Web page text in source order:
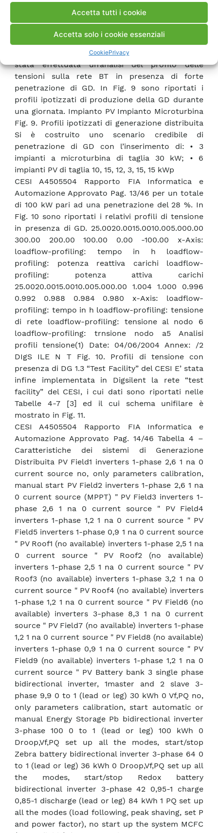
Accetta tutti i cookie
Accetta solo i cookie essenziali
CookiePrivacy
loadflow-profiling: tensione al nodo 6 loadflow-
profiling: trnsione nodo a5 Analisi profili tensione
Profili di tensione senza GD Successivamente è
stata effettuata un’analisi del profilo delle
tensioni sulla rete BT in presenza di forte
penetrazione di GD. In Fig. 9 sono riportati i
profili ipotizzati di produzione della GD durante
una giornata. Impianto PV Impianto Microturbina
Fig. 9. Profili ipotizzati di generazione distribuita
Si è costruito uno scenario credibile di
penetrazione di GD con l’inserimento di: • 3
impianti a microturbina di taglia 30 kW; • 6
impianti PV di taglia 10, 15, 12, 3, 15, 15 kWp
CESI A4505504 Rapporto FIA Informatica e
Automazione Approvato Pag. 13/46 per un totale
di 100 kW pari ad una penetrazione del 28 %. In
Fig. 10 sono riportati i relativi profili di tensione
in presenza di GD. 25.0020.0015.0010.005.000.00
300.00 200.00 100.00 0.00 -100.00 x-Axis:
loadflow-profiling: tempo in h loadflow-
profiling: potenza reattiva carichi loadflow-
profiling: potenza attiva carichi
25.0020.0015.0010.005.000.00 1.004 1.000 0.996
0.992 0.988 0.984 0.980 x-Axis: loadflow-
profiling: tempo in h loadflow-profiling: tensione
di rete loadflow-profiling: tensione al nodo 6
loadflow-profiling: trnsione nodo a5 Analisi
profili tensione(1) Date: 04/06/2004 Annex: /2
DIgS ILE N T Fig. 10. Profili di tensione con
presenza di DG 1.3 “Test Facility” del CESI E’ stata
infine implementata in Digsilent la rete “test
facility” del CESI, i cui dati sono riportati nelle
Tabelle 4-7 [3] ed il cui schema unifilare è
mostrato in Fig. 11.
CESI A4505504 Rapporto FIA Informatica e
Automazione Approvato Pag. 14/46 Tabella 4 –
Caratteristiche dei sistemi di Generazione
Distribuita PV Field1 inverters 1-phase 2,6 1 na 0
current source no, only parameters calibration,
manual start PV Field2 inverters 1-phase 2,6 1 na
0 current source (MPPT) " PV Field3 inverters 1-
phase 2,6 1 na 0 current source " PV Field4
inverters 1-phase 1,2 1 na 0 current source " PV
Field5 inverters 1-phase 0,9 1 na 0 current source
" PV Roof1 (no available) inverters 1-phase 2,5 1 na
0 current source " PV Roof2 (no available)
inverters 1-phase 2,5 1 na 0 current source " PV
Roof3 (no available) inverters 1-phase 3,2 1 na 0
current source " PV Roof4 (no available) inverters
1-phase 1,2 1 na 0 current source " PV Field6 (no
available) inverters 3-phase 8,3 1 na 0 current
source " PV Field7 (no available) inverters 1-phase
1,2 1 na 0 current source " PV Field8 (no available)
inverters 1-phase 0,9 1 na 0 current source " PV
Field9 (no available) inverters 1-phase 1,2 1 na 0
current source " PV Battery bank 3 single phase
bidirectional inverter, 1master and 2 slave 3-
phase 9,9 0 to 1 (lead or leg) 30 kWh 0 Vf,PQ no,
only parameters calibration, start automatic or
manual Energy Storage Pb bidirectional inverter
3-phase 100 0 to 1 (lead or leg) 100 kWh 0
Droop,Vf,PQ set up all the modes, start/stop
Zebra battery bidirectional inverter 3-phase 64 0
to 1 (lead or leg) 36 kWh 0 Droop,Vf,PQ set up all
the modes, start/stop Redox battery
bidirectional inverter 3-phase 42 0,95-1 charge
0,85-1 discharge (lead or leg) 84 kWh 1 PQ set up
all the modes (load following, peak shaving, set P
and power factor), no start up the system MCFC